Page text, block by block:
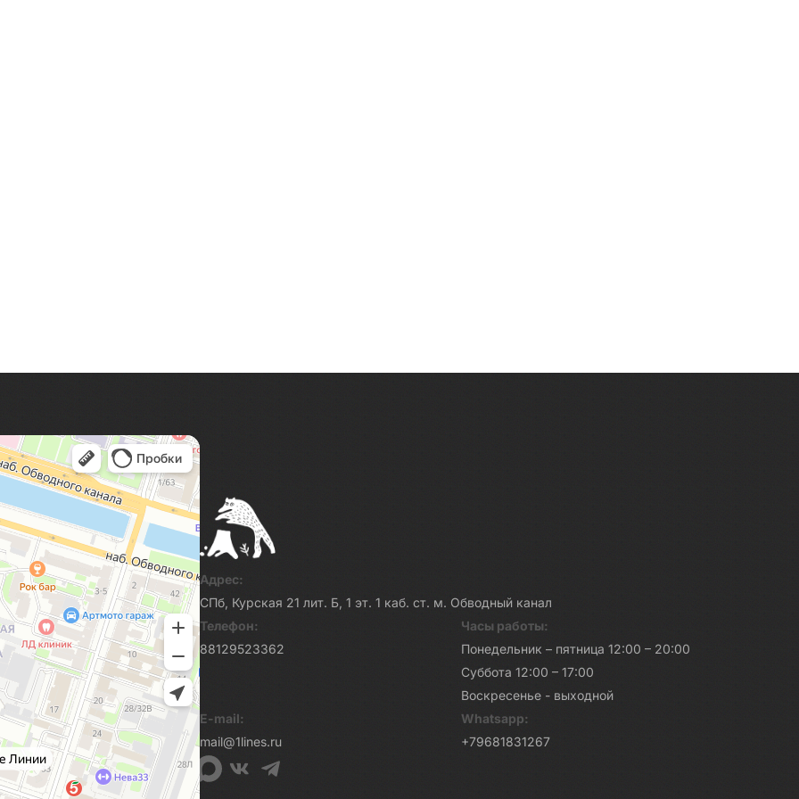
Адрес:
СПб, Курская 21 лит. Б, 1 эт. 1 каб. ст. м. Обводный канал
Телефон:
88129523362
Часы работы:
Понедельник – пятница 12:00 – 20:00
Суббота 12:00 – 17:00
Воскресенье - выходной
E-mail:
mail@1lines.ru
Whatsapp:
+79681831267